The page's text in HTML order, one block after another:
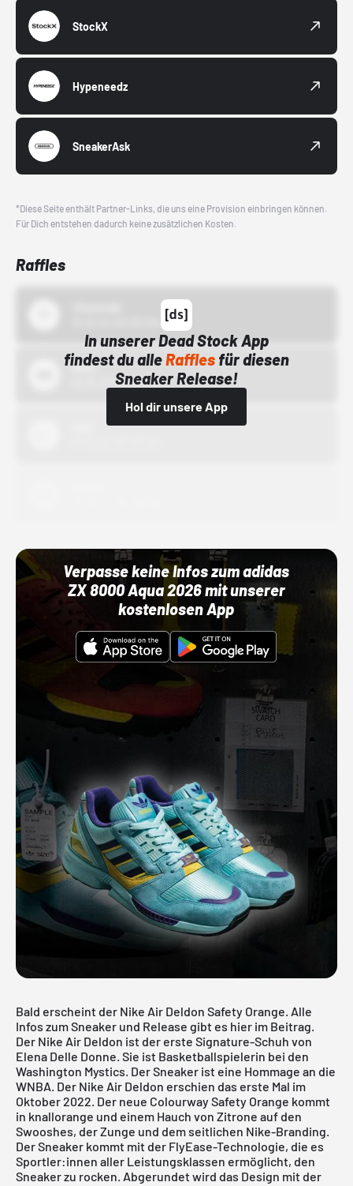
StockX
Hypeneedz
SneakerAsk
*Diese Seite enthält Partner-Links, die uns eine Provision einbringen können.
Für Dich entstehen dadurch keine zusätzlichen Kosten.
Raffles
In unserer Dead Stock App
findest du alleRafflesfür diesen
Sneaker Release!
Hol dir unsere App
Bstn
01.10.22 00:00 Uhr
Verpasse keine Infos zum adidas
ZX 8000 Aqua 2026 mit unserer
kostenlosen App
Bald erscheint der Nike Air Deldon Safety Orange. Alle
Infos zum Sneaker und Release gibt es hier im Beitrag.
Der Nike Air Deldon ist der erste Signature-Schuh von
Elena Delle Donne. Sie ist Basketballspielerin bei den
Washington Mystics. Der Sneaker ist eine Hommage an die
WNBA. Der Nike Air Deldon erschien das erste Mal im
Oktober 2022. Der neue Colourway Safety Orange kommt
in knallorange und einem Hauch von Zitrone auf den
Swooshes, der Zunge und dem seitlichen Nike-Branding.
Der Sneaker kommt mit der FlyEase-Technologie, die es
Sportler:innen aller Leistungsklassen ermöglicht, den
Sneaker zu rocken. Abgerundet wird das Design mit der